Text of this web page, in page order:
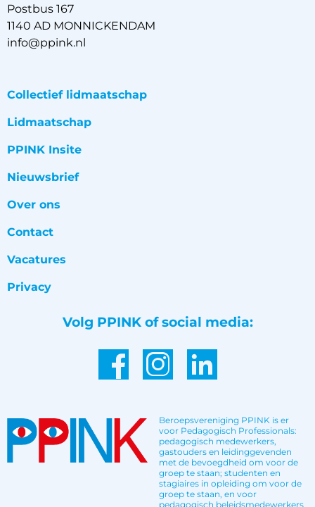
Postbus 167
1140 AD MONNICKENDAM
info@ppink.nl
Collectief lidmaatschap
Lidmaatschap
PPINK Insite
Nieuwsbrief
Over ons
Contact
Vacatures
Privacy
Volg PPINK of social media:
Beroepsvereniging PPINK is er
voor Pedagogisch Professionals:
pedagogisch medewerkers,
gastouders en leidinggevenden
met de bevoegdheid om voor de
groep te staan; studenten en
stagiaires in opleiding om voor de
groep te staan, en voor
pedagogisch beleidsmedewerkers